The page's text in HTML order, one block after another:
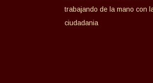
trabajando de la mano con
ciudadania